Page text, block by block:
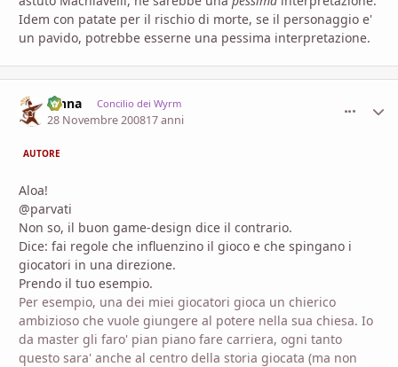
Idem con patate per il rischio di morte, se il personaggio e'
un pavido, potrebbe esserne una pessima interpretazione.
fenna Concilio dei Wyrm
28 Novembre 200817 anni
AUTORE
Aloa!
@parvati
Non so, il buon game-design dice il contrario.
Dice: fai regole che influenzino il gioco e che spingano i
giocatori in una direzione.
Prendo il tuo esempio.
Per esempio, una dei miei giocatori gioca un chierico
ambizioso che vuole giungere al potere nella sua chiesa. Io
da master gli faro' pian piano fare carriera, ogni tanto
questo sara' anche al centro della storia giocata (ma non